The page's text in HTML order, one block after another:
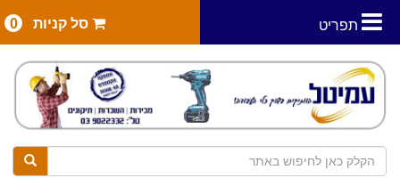
תפריט סל קניות 0